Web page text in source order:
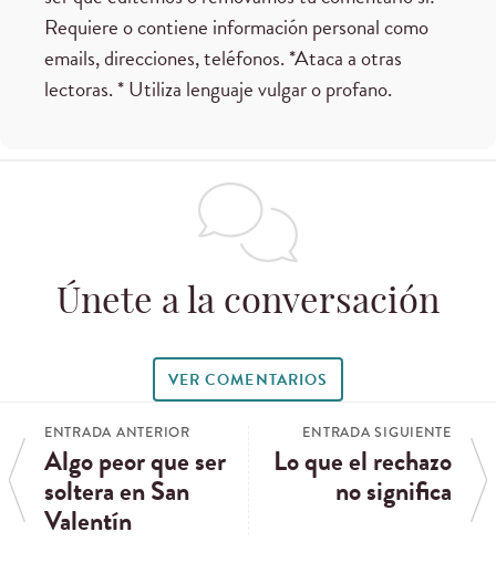
Requiere o contiene información personal como
emails, direcciones, teléfonos. *Ataca a otras
lectoras. * Utiliza lenguaje vulgar o profano.
Únete a la conversación
VER COMENTARIOS
ENTRADA ANTERIOR
Algo peor que ser
soltera en San
Valentín
ENTRADA SIGUIENTE
Lo que el rechazo
no significa